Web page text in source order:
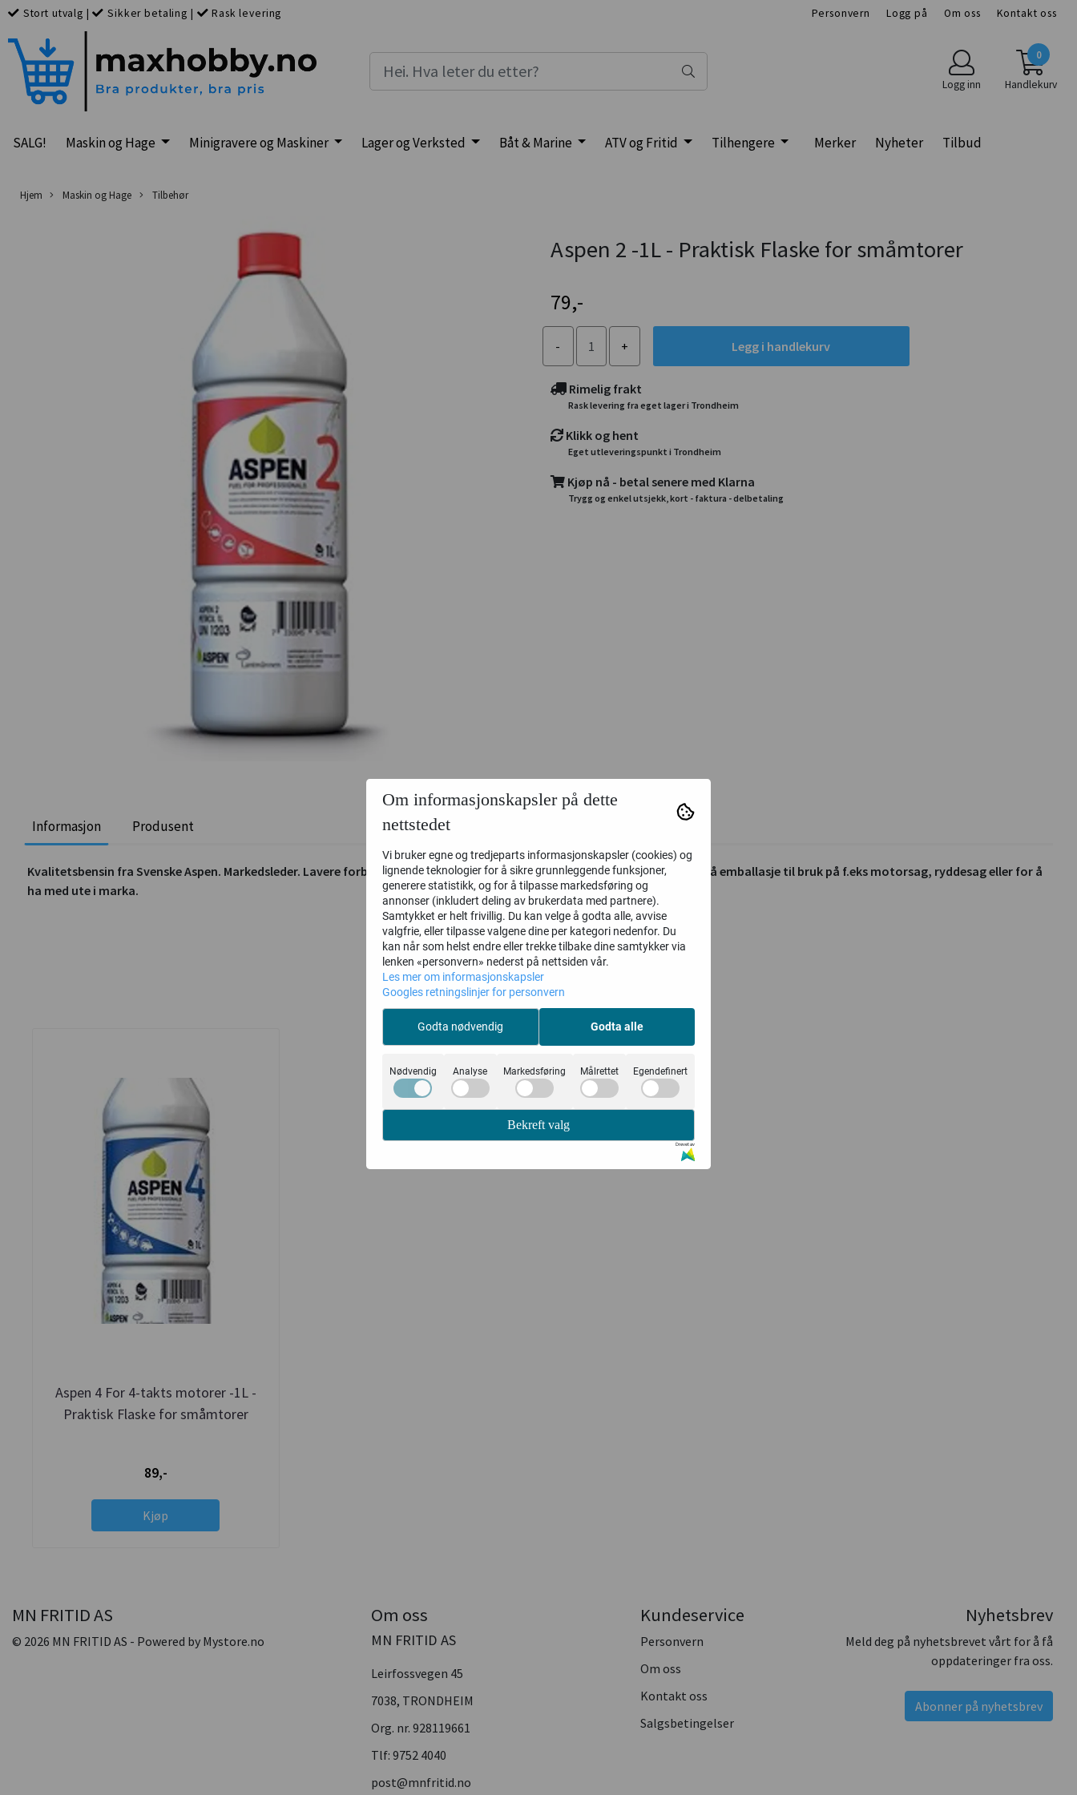
Stort utvalg | Sikker betaling | Rask levering Personvern Logg på Om oss Kontakt oss
Logg inn
0
Handlekurv
SALG! Maskin og Hage Minigravere og Maskiner Lager og Verksted Båt & Marine ATV og Fritid Tilhengere Merker Nyheter Tilbud
Hjem Maskin og Hage Tilbehør
Aspen 2 -1L - Praktisk Flaske for småmtorer
79,-
Legg i handlekurv
Rimelig frakt
Rask levering fra eget lager i Trondheim
Klikk og hent
Eget utleveringspunkt i Trondheim
Kjøp nå - betal senere med Klarna
Trygg og enkel utsjekk, kort - faktura - delbetaling
Informasjon Produsent
Kvalitetsbensin fra Svenske Aspen. Markedsleder. Lavere forbruk, renere motorgange - mer lettstartet. Perfekt størrelse på emballasje til bruk på f.eks motorsag, ryddesag eller for å
ha med ute i marka.
Relaterte produkter
Aspen 4 For 4-takts motorer -1L -
Praktisk Flaske for småmtorer
89,-
Kjøp
Om informasjonskapsler på dette
nettstedet
Vi bruker egne og tredjeparts informasjonskapsler (cookies) og
lignende teknologier for å sikre grunnleggende funksjoner,
generere statistikk, og for å tilpasse markedsføring og
annonser (inkludert deling av brukerdata med partnere).
Samtykket er helt frivillig. Du kan velge å godta alle, avvise
valgfrie, eller tilpasse valgene dine per kategori nedenfor. Du
kan når som helst endre eller trekke tilbake dine samtykker via
lenken «personvern» nederst på nettsiden vår.
Les mer om informasjonskapsler
Googles retningslinjer for personvern
Godta nødvendig Godta alle
Nødvendig Analyse Markedsføring Målrettet Egendefinert
Bekreft valg
Drevet av
MN FRITID AS
© 2026 MN FRITID AS - Powered by Mystore.no
Om oss
MN FRITID AS
Leirfossvegen 45
7038, TRONDHEIM
Org. nr. 928119661
Tlf: 9752 4040
post@mnfritid.no
Kundeservice
Personvern
Om oss
Kontakt oss
Salgsbetingelser
Nyhetsbrev
Meld deg på nyhetsbrevet vårt for å få
oppdateringer fra oss.
Abonner på nyhetsbrev